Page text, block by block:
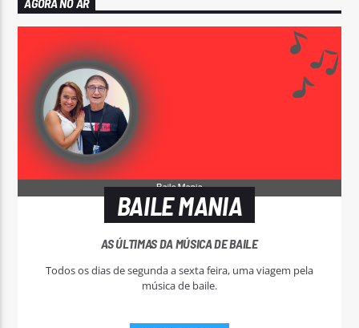
AGORA NO AR
BAILE MANIA
AS ÚLTIMAS DA MÚSICA DE BAILE
Todos os dias de segunda a sexta feira, uma viagem pela
música de baile.